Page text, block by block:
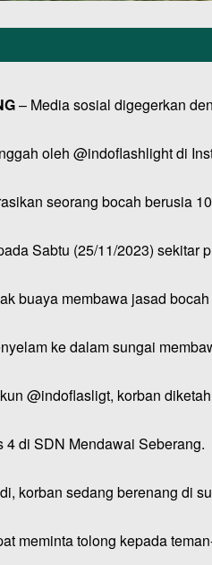
– Media sosial digegerkan
oleh @indoflashlight di
seorang bocah berusia
Sabtu (25/11/2023) sekitar
buaya membawa jasad
ke dalam sungai
@indoflasligt, korban
4 di SDN Mendawai Seberang.
korban sedang berenang di
meminta tolong kepada